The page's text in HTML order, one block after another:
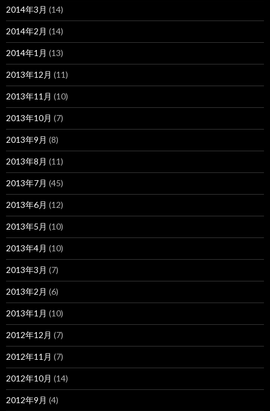
2014年3月 (14)
2014年2月 (14)
2014年1月 (13)
2013年12月 (11)
2013年11月 (10)
2013年10月 (7)
2013年9月 (8)
2013年8月 (11)
2013年7月 (45)
2013年6月 (12)
2013年5月 (10)
2013年4月 (10)
2013年3月 (7)
2013年2月 (6)
2013年1月 (10)
2012年12月 (7)
2012年11月 (7)
2012年10月 (14)
2012年9月 (4)